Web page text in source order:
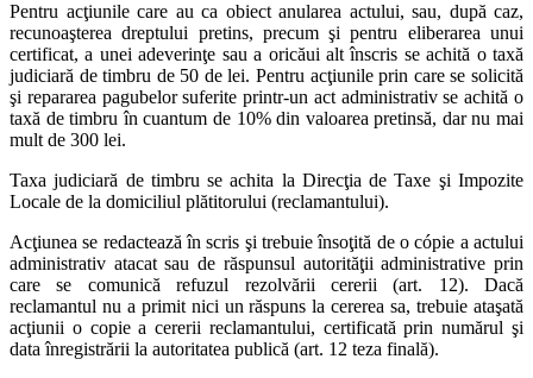
Pentru acţiunile care au ca obiect anularea actului, sau, după caz,
recunoaşterea dreptului pretins, precum şi pentru eliberarea unui
certificat, a unei adeverinţe sau a oricăui alt înscris se achită o taxă
judiciară de timbru de 50 de lei. Pentru acţiunile prin care se solicită
şi repararea pagubelor suferite printr-un act administrativ se achită o
taxă de timbru în cuantum de 10% din valoarea pretinsă, dar nu mai
mult de 300 lei.
Taxa judiciară de timbru se achita la Direcţia de Taxe şi Impozite
Locale de la domiciliul plătitorului (reclamantului).
Acţiunea se redactează în scris şi trebuie însoţită de o cópie a actului
administrativ atacat sau de răspunsul autorităţii administrative prin
care se comunică refuzul rezolvării cererii (art. 12). Dacă
reclamantul nu a primit nici un răspuns la cererea sa, trebuie ataşată
acţiunii o copie a cererii reclamantului, certificată prin numărul şi
data înregistrării la autoritatea publică (art. 12 teza finală).